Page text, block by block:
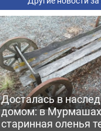
Досталась в
домом: в Мурмашах
старинная оленья